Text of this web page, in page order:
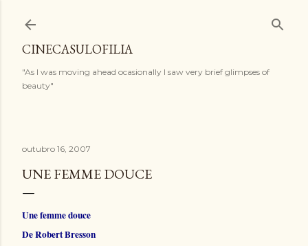
CINECASULOFILIA
"As I was moving ahead ocasionally I saw very brief glimpses of
beauty"
outubro 16, 2007
UNE FEMME DOUCE
Une femme douce
De Robert Bresson